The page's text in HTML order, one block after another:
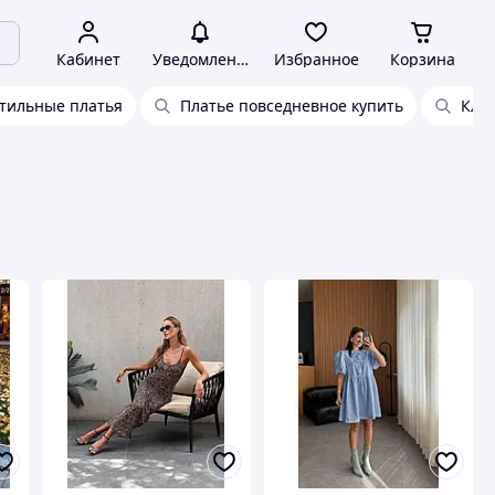
Кабинет Уведомления Избранное Корзина
платья Платье повседневное купить